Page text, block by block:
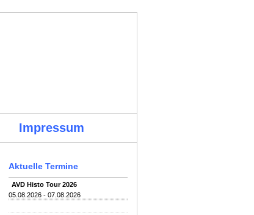
Impressum
Aktuelle Termine
AVD Histo Tour 2026
05.08.2026 - 07.08.2026